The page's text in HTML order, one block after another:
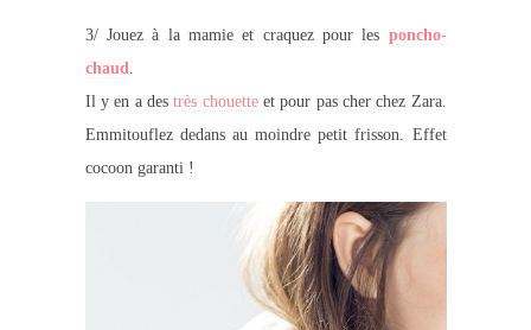
3/ Jouez à la mamie et craquez pour les poncho-
chaud.
Il y en a destrès chouetteet pour pas cher chez Zara.
Emmitouflez dedans au moindre petit frisson. Effet
cocoon garanti !